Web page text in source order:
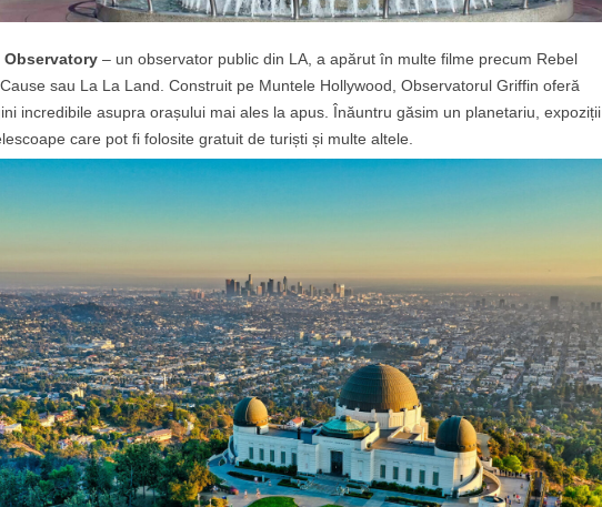
– un observator public din LA, a apărut în multe filme precum Rebel
sau La La Land. Construit pe Muntele Hollywood, Observatorul Griffin oferă
incredibile asupra orașului mai ales la apus. Înăuntru găsim un planetariu, expoziții
care pot fi folosite gratuit de turiști și multe altele.